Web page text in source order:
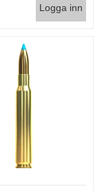
Logga inn